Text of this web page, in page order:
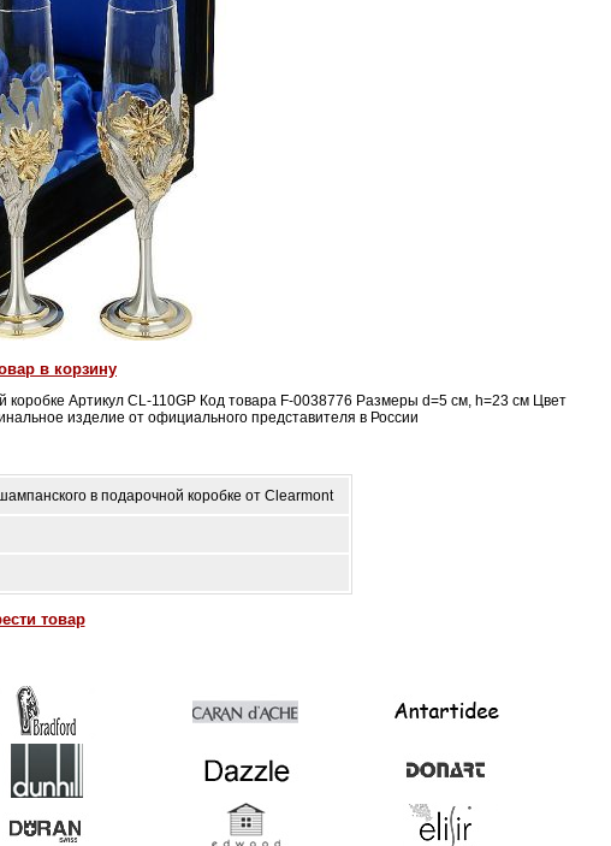
в корзину
Артикул CL-110GP Код товара F-0038776 Размеры d=5 см, h=23 см Цвет
изделие от официального представителя в России
в подарочной коробке от Clearmont
товар